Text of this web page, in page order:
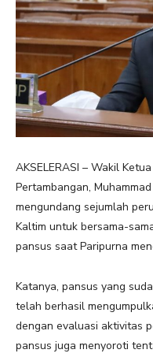
AKSELERASI – Wakil
Pertambangan,
mengundang sejumlah
Kaltim untuk bersama-
pansus saat Paripurna
Katanya, pansus yang
telah berhasil
dengan evaluasi aktivitas
pansus juga menyoroti